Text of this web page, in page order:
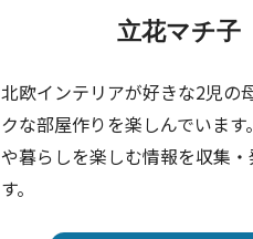
立花マチ子
北欧インテリアが好きな2児の
クな部屋作りを楽しんでいます
や暮らしを楽しむ情報を収集
す。